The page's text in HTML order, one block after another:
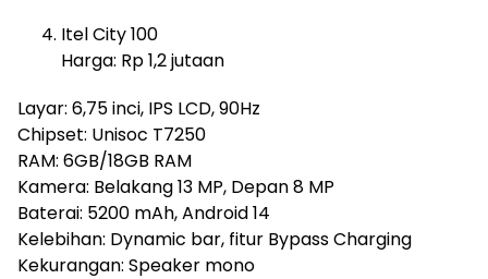
Itel City 100
Harga: Rp 1,2 jutaan
Layar: 6,75 inci, IPS LCD, 90Hz
Chipset: Unisoc T7250
RAM: 6GB/18GB RAM
Kamera: Belakang 13 MP, Depan 8 MP
Baterai: 5200 mAh, Android 14
Kelebihan: Dynamic bar, fitur Bypass Charging
Kekurangan: Speaker mono